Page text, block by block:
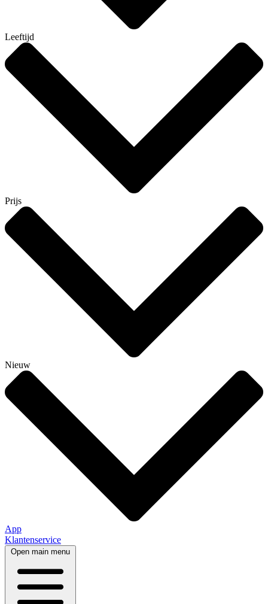
Leeftijd
Prijs
Nieuw
App
Klantenservice
Open main menu